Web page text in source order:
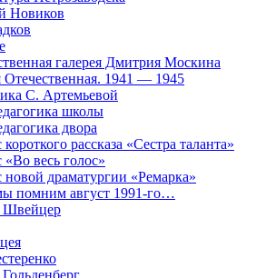
Новиков
галерея Дмитрия Москина
Отечественная. 1941 — 1945
С. Артемьевой
школы
двора
рассказа «Сестра таланта»
весь голос»
новой драматургии «Ремарка»
помним август 1991-го…